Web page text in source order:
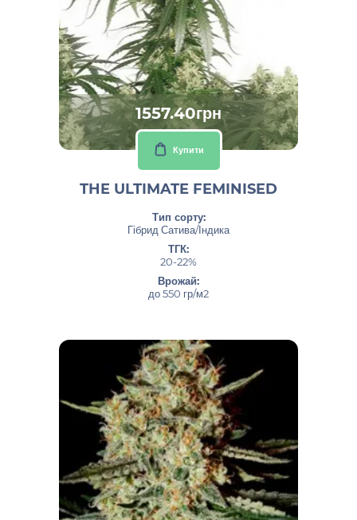
1557.40грн
Купити
THE ULTIMATE FEMINISED
Тип сорту:
Гібрид Сатива/Індика
ТГК:
20-22%
Врожай:
до 550 гр/м2